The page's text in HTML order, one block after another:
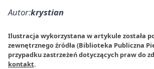
Autor:krystian
Ilustracja wykorzystana w artykule została
zewnętrznego źródła (Biblioteka Publiczna
przypadku zastrzeżeń dotyczących praw do
kontakt.